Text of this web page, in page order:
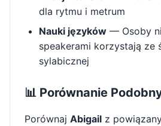
dla rytmu i metrum
Nauki języków — Osoby
speakerami korzystają ze
sylabicznej
📊 Porównanie
Porównaj Abigail z